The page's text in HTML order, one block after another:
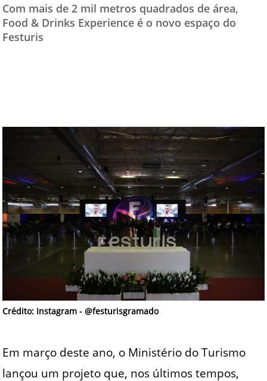
Com mais de 2 mil metros quadrados de área,
Food & Drinks Experience é o novo espaço do
Festuris
Crédito: Instagram - @festurisgramado
Em março deste ano, o Ministério do Turismo
lançou um projeto que, nos últimos tempos,